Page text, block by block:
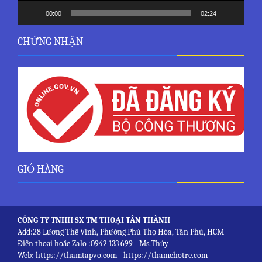
00:00 02:24
CHỨNG NHẬN
GIỎ HÀNG
CÔNG TY TNHH SX TM THOẠI TÂN THÀNH
Add:28 Lương Thế Vinh, Phường Phú Thọ Hòa, Tân Phú, HCM
Điện thoại hoặc Zalo :0942 133 699 - Ms.Thủy
Web: https://thamtapvo.com - https://thamchotre.com